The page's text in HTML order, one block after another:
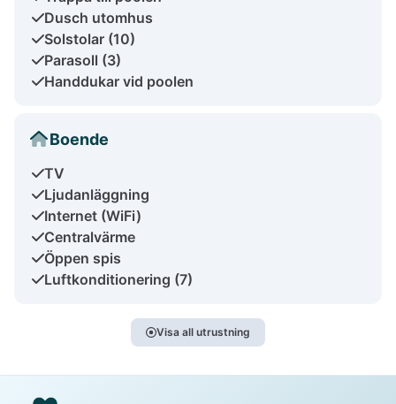
Dusch utomhus
Solstolar (10)
Parasoll (3)
Handdukar vid poolen
Boende
TV
Ljudanläggning
Internet (WiFi)
Centralvärme
Öppen spis
Luftkonditionering (7)
Visa all utrustning